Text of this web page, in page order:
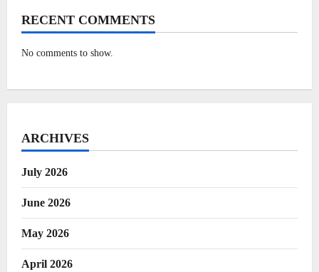
RECENT COMMENTS
No comments to show.
ARCHIVES
July 2026
June 2026
May 2026
April 2026